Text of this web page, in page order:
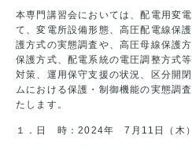
本専門講習会においては、配電用変
て、変電所設備形態、高圧配電線保
護方式の実態調査や、高圧母線保護
保護方式、配電系統の電圧調整方式
対策、運用保守支援の状況、区分開
ムにおける保護・制御機能の実態調
たします。
１．日 時：2024年 7月11日（木